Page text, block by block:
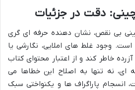
دقت در جزئیات
بی نقص، نشان دهنده حرفه ای گری
است. وجود غلط های املایی، نگارشی یا
خاطر کند و از اعتبار محتوای کتاب
ای، نه تنها به اصلاح این خطاها می
انسجام پاراگراف ها و یکنواختی سبک